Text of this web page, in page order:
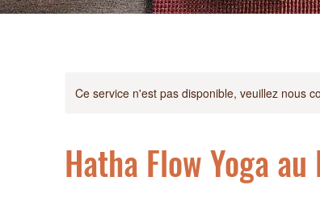
Ce service n'est pas disponible, veuillez nous
Hatha Flow Yoga